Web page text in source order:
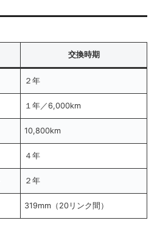
交換時期
２年
１年／6,000km
10,800km
４年
２年
319mm（20リンク間）